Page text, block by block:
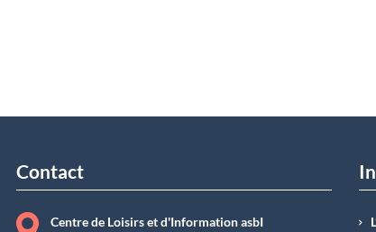
Contact
Centre de Loisirs et d'Information asbI